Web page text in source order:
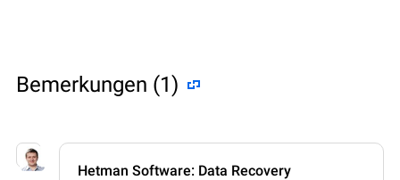
Bemerkungen (1)
Hetman Software: Data Recovery